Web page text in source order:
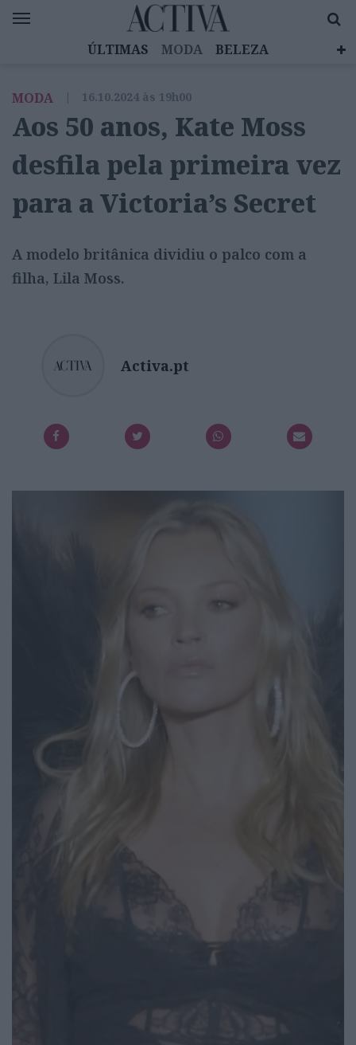
ÚLTIMAS MODA
BELEZA
EMOÇÕES
MULHERES INSPIRADORAS
DIZ QUEM SABE
ACTIVA BRAND STUDIO
MODA | 16.10.2024 às 19h00
Aos 50 anos, Kate Moss
desfila pela primeira vez
para a Victoria’s Secret
A modelo britânica dividiu o palco com a
filha, Lila Moss.
Activa.pt